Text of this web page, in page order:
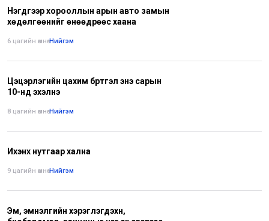
Нэгдүгээр хорооллын арын авто замын
хөдөлгөөнийг өнөөдрөөс хаана
6 цагийн өмнө•Нийгэм
Цэцэрлэгийн цахим бүртгэл энэ сарын
10-нд эхэлнэ
8 цагийн өмнө•Нийгэм
Ихэнх нутгаар хална
9 цагийн өмнө•Нийгэм
Эм, эмнэлгийн хэрэглэгдэхүүн,